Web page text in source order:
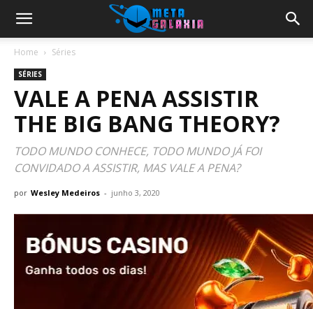
Home Séries
SÉRIES
VALE A PENA ASSISTIR
THE BIG BANG THEORY?
TODO MUNDO CONHECE, TODO MUNDO JÁ FOI
CONVIDADO A ASSISTIR, MAS VALE A PENA?
por Wesley Medeiros - junho 3, 2020